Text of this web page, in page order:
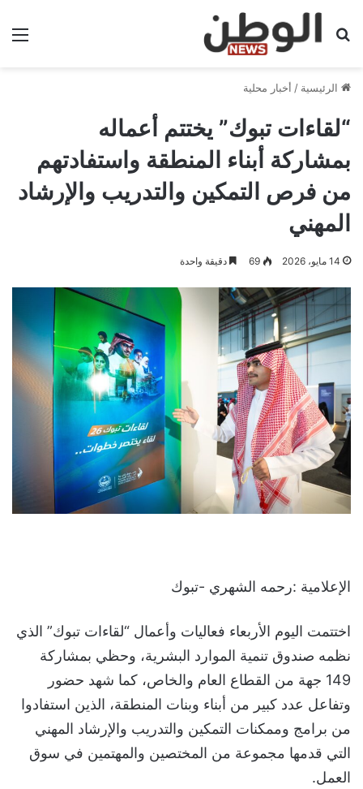
بحث عن
الرئيسية / أخبار محلية
“لقاءات تبوك” يختتم أعماله
بمشاركة أبناء المنطقة واستفادتهم
من فرص التمكين والتدريب والإرشاد
المهني
14 مايو، 2026 69 دقيقة واحدة
الإعلامية :رحمه الشهري -تبوك
اختتمت اليوم الأربعاء فعاليات وأعمال “لقاءات تبوك” الذي
نظمه صندوق تنمية الموارد البشرية، وحظي بمشاركة
149 جهة من القطاع العام والخاص، كما شهد حضور
وتفاعل عدد كبير من أبناء وبنات المنطقة، الذين استفادوا
من برامج وممكنات التمكين والتدريب والإرشاد المهني
التي قدمها مجموعة من المختصين والمهتمين في سوق
العمل.